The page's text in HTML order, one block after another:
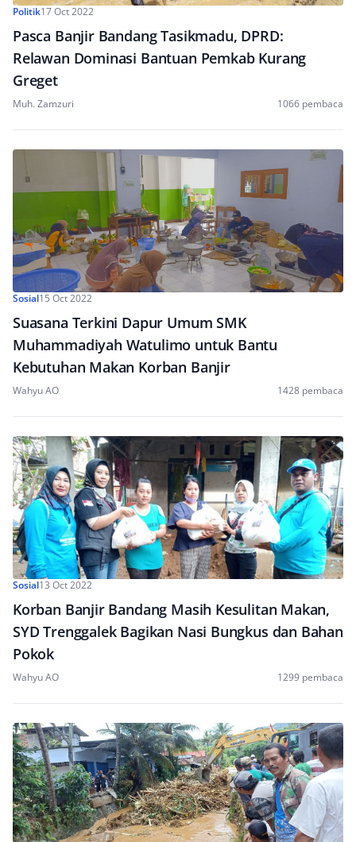
Politik17 Oct 2022
Pasca Banjir Bandang Tasikmadu, DPRD:
Relawan Dominasi Bantuan Pemkab Kurang
Greget
Muh. Zamzuri 1066 pembaca
Sosial15 Oct 2022
Suasana Terkini Dapur Umum SMK
Muhammadiyah Watulimo untuk Bantu
Kebutuhan Makan Korban Banjir
Wahyu AO 1428 pembaca
Sosial13 Oct 2022
Korban Banjir Bandang Masih Kesulitan Makan,
SYD Trenggalek Bagikan Nasi Bungkus dan Bahan
Pokok
Wahyu AO 1299 pembaca